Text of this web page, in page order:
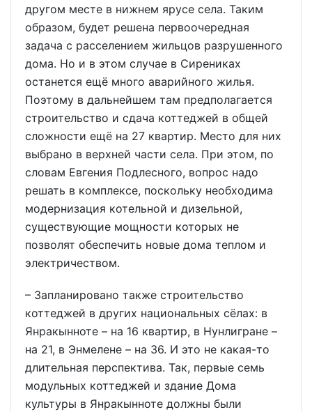
другом месте в нижнем ярусе села. Таким
образом, будет решена первоочередная
задача с расселением жильцов разрушенного
дома. Но и в этом случае в Сирениках
останется ещё много аварийного жилья.
Поэтому в дальнейшем там предполагается
строительство и сдача коттеджей в общей
сложности ещё на 27 квартир. Место для них
выбрано в верхней части села. При этом, по
словам Евгения Подлесного, вопрос надо
решать в комплексе, поскольку необходима
модернизация котельной и дизельной,
существующие мощности которых не
позволят обеспечить новые дома теплом и
электричеством.
– Запланировано также строительство
коттеджей в других национальных сёлах: в
Янракынноте – на 16 квартир, в Нунлигране –
на 21, в Энмелене – на 36. И это не какая-то
длительная перспектива. Так, первые семь
модульных коттеджей и здание Дома
культуры в Янракынноте должны были